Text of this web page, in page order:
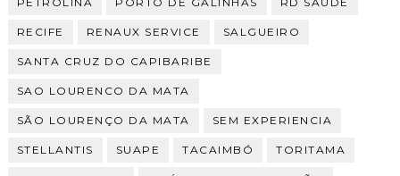
RECIFE RENAUX SERVICE SALGUEIRO
SANTA CRUZ DO CAPIBARIBE
SAO LOURENCO DA MATA
SÃO LOURENÇO DA MATA SEM EXPERIENCIA
STELLANTIS SUAPE TACAIMBÓ TORITAMA